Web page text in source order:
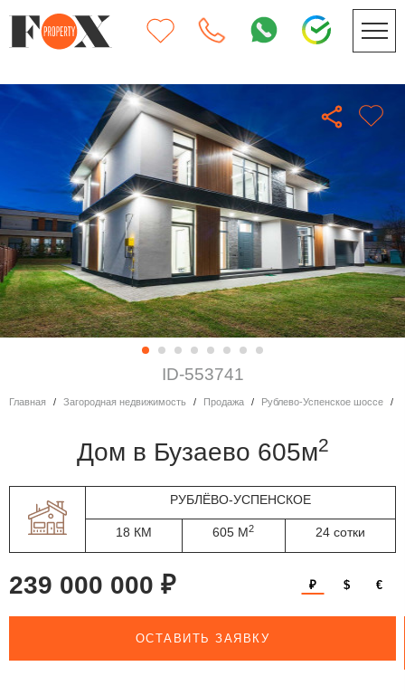
ID-553741
Главная Загородная недвижимость Продажа Рублево-Успенское шоссе
дом в Бузаево 605м2
РУБЛЁВО-УСПЕНСКОЕ
18 КМ 605 М2 24 сотки
239 000 000 ₽ ₽ $ €
ОСТАВИТЬ ЗАЯВКУ